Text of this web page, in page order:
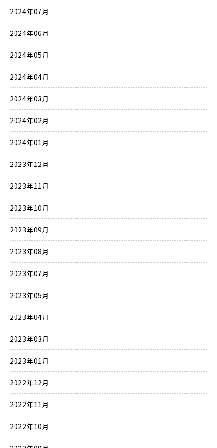
2024年07月
2024年06月
2024年05月
2024年04月
2024年03月
2024年02月
2024年01月
2023年12月
2023年11月
2023年10月
2023年09月
2023年08月
2023年07月
2023年05月
2023年04月
2023年03月
2023年01月
2022年12月
2022年11月
2022年10月